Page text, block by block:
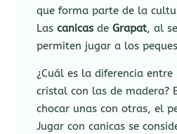
que forma parte de la
Lascanicas deGrapat, al
permiten jugar a los
¿Cuál es la diferencia entre
cristal con las de madera?
chocar unas con otras, el
Jugar con canicas se